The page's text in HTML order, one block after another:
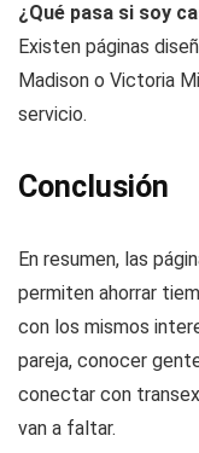
¿Qué pasa si soy
Existen páginas
Madison o Victoria
servicio.
Conclusión
En resumen, las
permiten ahorrar
con los mismos
pareja, conocer
conectar con
van a faltar.